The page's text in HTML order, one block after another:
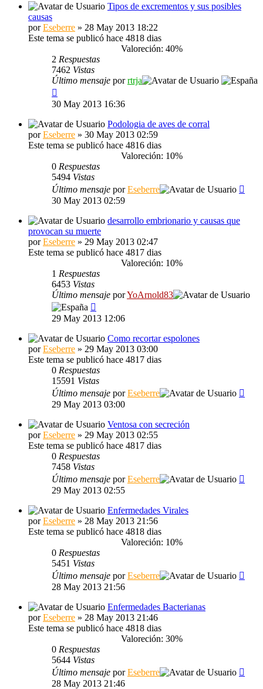
Tipos de excrementos y sus posibles
causas
porEseberre » 28 May 2013 18:22
Este tema se publicó hace 4818 dias
Valoreción: 40%
2 Respuestas
7462 Vistas
Último mensaje porrtrja
30 May 2013 16:36
Podologia de aves de corral
porEseberre » 30 May 2013 02:59
Este tema se publicó hace 4816 dias
Valoreción: 10%
0 Respuestas
5494 Vistas
Último mensaje porEseberre
30 May 2013 02:59
desarrollo embrionario y causas que
provocan su muerte
porEseberre » 29 May 2013 02:47
Este tema se publicó hace 4817 dias
Valoreción: 10%
1 Respuestas
6453 Vistas
Último mensaje porYoArnold83
29 May 2013 12:06
Como recortar espolones
porEseberre » 29 May 2013 03:00
Este tema se publicó hace 4817 dias
0 Respuestas
15591 Vistas
Último mensaje porEseberre
29 May 2013 03:00
Ventosa con secreción
porEseberre » 29 May 2013 02:55
Este tema se publicó hace 4817 dias
0 Respuestas
7458 Vistas
Último mensaje porEseberre
29 May 2013 02:55
Enfermedades Virales
porEseberre » 28 May 2013 21:56
Este tema se publicó hace 4818 dias
Valoreción: 10%
0 Respuestas
5451 Vistas
Último mensaje porEseberre
28 May 2013 21:56
Enfermedades Bacterianas
porEseberre » 28 May 2013 21:46
Este tema se publicó hace 4818 dias
Valoreción: 30%
0 Respuestas
5644 Vistas
Último mensaje porEseberre
28 May 2013 21:46